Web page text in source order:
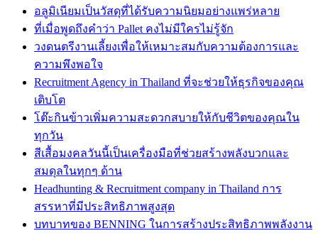
อลูมิเนียมเป็นวัสดุที่ได้รับความนิยมอย่างแพร่หลาย
ที่เมื่อพูดถึงคำว่า Pallet คงไม่มีใครไม่รู้จัก
วงดนตรีงานเลี้ยงเพื่อให้เหมาะสมกับความต้องการและ
ความพึงพอใจ
Recruitment Agency in Thailand ที่จะช่วยให้ธุรกิจของคุณ
เติบโต
โต๊ะกินข้าวเพิ่มความสะดวกสบายให้กับชีวิตของคุณใน
ทุกวัน
สีเสื้อมงคลวันนี้เป็นเครื่องมือที่ช่วยสร้างพลังบวกและ
สมดุลในทุกๆ ด้าน
Headhunting & Recruitment company in Thailand การ
สรรหาที่มีประสิทธิภาพสูงสุด
บทบาทของ BENNING ในการสร้างประสิทธิภาพพลังงาน